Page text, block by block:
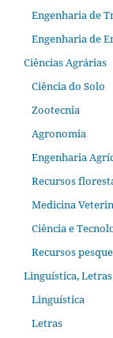
Engenharia de
Engenharia de
Ciências Agrárias
Ciência do Solo
Zootecnia
Agronomia
Engenharia
Recursos
Medicina
Ciência e
Recursos
Linguística,
Linguística
Letras